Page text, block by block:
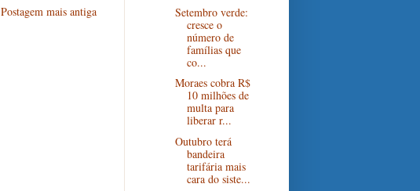
Postagem mais antiga
Setembro verde:
cresce o
número de
famílias que
co...
Moraes cobra R$
10 milhões de
multa para
liberar r...
Outubro terá
bandeira
tarifária mais
cara do siste...